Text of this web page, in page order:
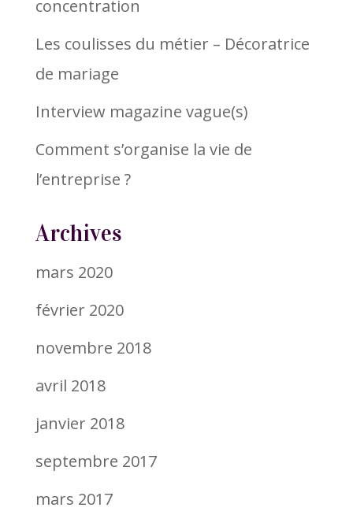
concentration
Les coulisses du métier – Décoratrice
de mariage
Interview magazine vague(s)
Comment s’organise la vie de
l’entreprise ?
Archives
mars 2020
février 2020
novembre 2018
avril 2018
janvier 2018
septembre 2017
mars 2017